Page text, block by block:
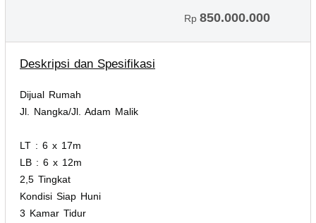
Rp 850.000.000
Deskripsi dan Spesifikasi
Dijual Rumah
Jl. Nangka/Jl. Adam Malik
LT : 6 x 17m
LB : 6 x 12m
2,5 Tingkat
Kondisi Siap Huni
3 Kamar Tidur